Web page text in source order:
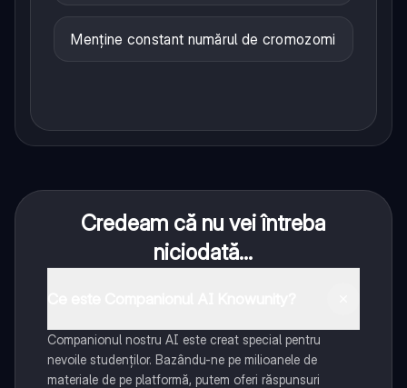
Menține constant numărul de cromozomi
Credeam că nu vei întreba
niciodată...
Companionul nostru AI este creat special pentru
nevoile studenților. Bazându-ne pe milioanele de
materiale de pe platformă, putem oferi răspunsuri